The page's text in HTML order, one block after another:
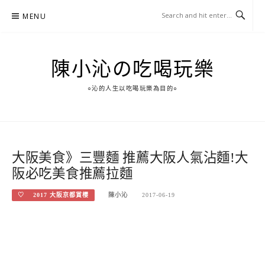
MENU
陳小沁の吃喝玩樂
○沁的人生以吃喝玩樂為目的○
大阪美食》三豐麵 推薦大阪人氣沾麵!大
阪必吃美食推薦拉麵
♡ 2017 大阪京都賞櫻 陳小沁 2017-06-19